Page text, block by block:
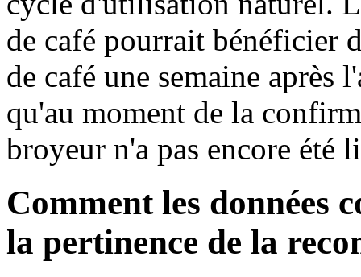
de café pourrait bénéficier
de café une semaine après
qu'au moment de la
broyeur n'a pas encore été
Comment les données
la pertinence de la